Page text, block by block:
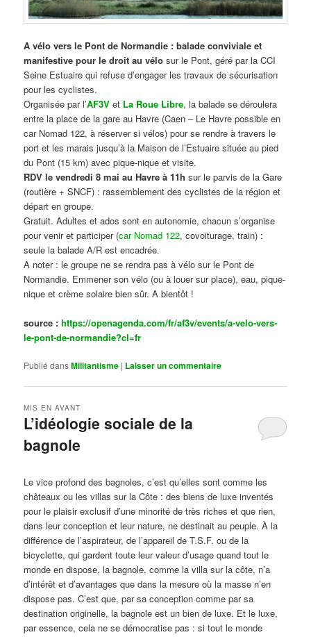
A vélo vers le Pont de Normandie : balade conviviale et
manifestive pour le droit au vélo sur le Pont, géré par la CCI
Seine Estuaire qui refuse d’engager les travaux de sécurisation
pour les cyclistes.
Organisée par l’AF3V et La Roue Libre, la balade se déroulera
entre la place de la gare au Havre (Caen – Le Havre possible en
car Nomad 122, à réserver si vélos) pour se rendre à travers le
port et les marais jusqu’à la Maison de l’Estuaire située au pied
du Pont (15 km) avec pique-nique et visite.
RDV le vendredi 8 mai au Havre à 11h sur le parvis de la Gare
(routière + SNCF) : rassemblement des cyclistes de la région et
départ en groupe.
Gratuit. Adultes et ados sont en autonomie, chacun s’organise
pour venir et participer (car Nomad 122, covoiturage, train) :
seule la balade A/R est encadrée.
A noter : le groupe ne se rendra pas à vélo sur le Pont de
Normandie. Emmener son vélo (ou à louer sur place), eau, pique-
nique et crème solaire bien sûr. A bientôt !
source :https://openagenda.com/fr/af3v/events/a-velo-vers-
le-pont-de-normandie?cl=fr
Publié dansMilitantisme | Laisser un commentaire
L’idéologie sociale de la
bagnole
MIS EN AVANT
Le vice profond des bagnoles, c’est qu’elles sont comme les
châteaux ou les villas sur la Côte : des biens de luxe inventés
pour le plaisir exclusif d’une minorité de très riches et que rien,
dans leur conception et leur nature, ne destinait au peuple. À la
différence de l’aspirateur, de l’appareil de T.S.F. ou de la
bicyclette, qui gardent toute leur valeur d’usage quand tout le
monde en dispose, la bagnole, comme la villa sur la côte, n’a
d’intérêt et d’avantages que dans la mesure où la masse n’en
dispose pas. C’est que, par sa conception comme par sa
destination originelle, la bagnole est un bien de luxe. Et le luxe,
par essence, cela ne se démocratise pas : si tout le monde